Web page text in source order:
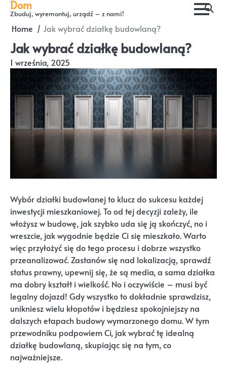
Skip
content
Dom
Zbuduj, wyremontuj, urządź – z nami!
Home Jak wybrać działkę budowlaną?
Jak wybrać działkę budowlaną?
1 września, 2025
Wybór działki budowlanej to klucz do sukcesu każdej
inwestycji mieszkaniowej. To od tej decyzji zależy, ile
włożysz w budowę, jak szybko uda się ją skończyć, no i
wreszcie, jak wygodnie będzie Ci się mieszkało. Warto
więc przyłożyć się do tego procesu i dobrze wszystko
przeanalizować. Zastanów się nad lokalizacją, sprawdź
status prawny, upewnij się, że są media, a sama działka
ma dobry kształt i wielkość. No i oczywiście – musi być
legalny dojazd! Gdy wszystko to dokładnie sprawdzisz,
unikniesz wielu kłopotów i będziesz spokojniejszy na
dalszych etapach budowy wymarzonego domu. W tym
przewodniku podpowiem Ci, jak wybrać tę idealną
działkę budowlaną, skupiając się na tym, co
najważniejsze.